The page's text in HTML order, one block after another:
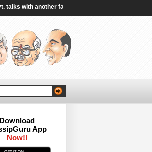
with another faction of protestors end without
Download
App
Now!!